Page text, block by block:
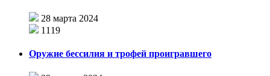
28 марта 2024
1119
Оружие бессилия и трофей проигравшего